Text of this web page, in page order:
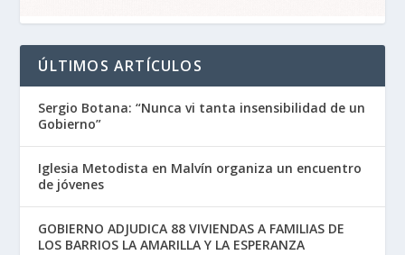
ÚLTIMOS ARTÍCULOS
Sergio Botana: “Nunca vi tanta insensibilidad de un
Gobierno”
Iglesia Metodista en Malvín organiza un encuentro
de jóvenes
GOBIERNO ADJUDICA 88 VIVIENDAS A FAMILIAS DE
LOS BARRIOS LA AMARILLA Y LA ESPERANZA